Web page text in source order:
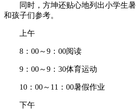
同时，方坤还贴心地列出小学生暑
和孩子们参考。
上午
8：00～9：00阅读
9：00～9：30体育运动
10：00～11：00暑假作业
下午